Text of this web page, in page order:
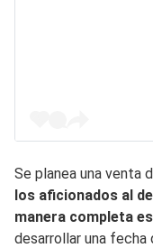
Se planea una venta
los aficionados al
manera completa
desarrollar una fecha